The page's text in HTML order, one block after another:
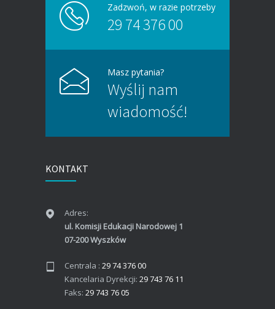
Zadzwoń, w razie potrzeby
29 74 376 00
Masz pytania?
Wyślij nam
wiadomość!
KONTAKT
Adres:
ul. Komisji Edukacji Narodowej 1
07-200 Wyszków
Centrala : 29 74 376 00
Kancelaria Dyrekcji: 29 743 76 11
Faks: 29 743 76 05